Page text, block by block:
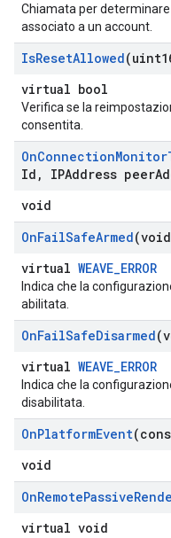
Chiamata per
associato a un account.
IsResetAllowed
virtual bool
Verifica se la
consentita.
OnConnectionMonitor
Id , IPAddress peer
void
OnFailSafeArmed
virtual WEAVE_ERROR
Indica che la
abilitata.
OnFailSafeDisarmed
virtual WEAVE_ERROR
Indica che la
disabilitata.
OnPlatformEvent
void
OnRemotePassive
virtual void